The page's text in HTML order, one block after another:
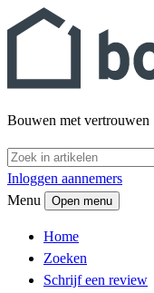
Bouwen met vertrouwen
Inloggen aannemers
Menu
Open menu
Home
Zoeken
Schrijf een review